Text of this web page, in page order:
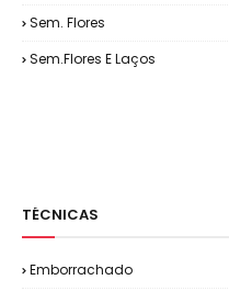
Sem. Flores
Sem.Flores E Laços
TÉCNICAS
Emborrachado